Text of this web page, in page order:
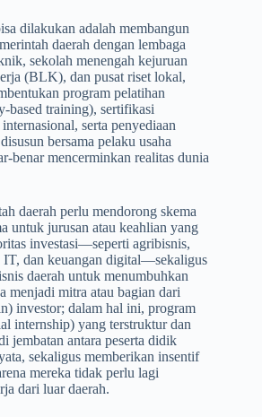
dilakukan adalah membangun
daerah dengan lembaga
sekolah menengah kejuruan
(BLK), dan pusat riset lokal,
program pelatihan
based training), sertifikasi
serta penyediaan
bersama pelaku usaha
benar mencerminkan realitas dunia
daerah perlu mendorong skema
untuk jurusan atau keahlian yang
investasi—seperti agribisnis,
IT, dan keuangan digital—sekaligus
daerah untuk menumbuhkan
menjadi mitra atau bagian dari
investor; dalam hal ini, program
internship) yang terstruktur dan
jembatan antara peserta didik
sekaligus memberikan insentif
mereka tidak perlu lagi
dari luar daerah.